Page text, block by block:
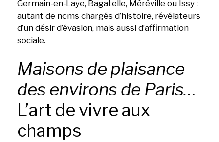
Germain-en-Laye, Bagatelle, Méréville ou Issy :
autant de noms chargés d’histoire, révélateurs
d’un désir d’évasion, mais aussi d’affirmation
sociale.
Maisons de plaisance
des environs de Paris…
L’art de vivre aux
champs